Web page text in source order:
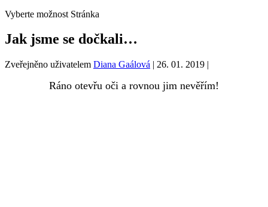
Vyberte možnost Stránka
Jak jsme se dočkali…
Zveřejněno uživatelem Diana Gaálová | 26. 01. 2019 |
Ráno otevřu oči a rovnou jim nevěřím!